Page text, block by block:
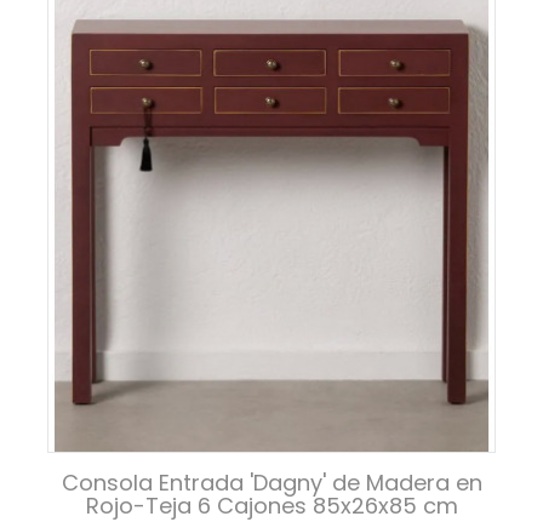
Consola Entrada 'Dagny' de Madera en
Rojo-Teja 6 Cajones 85x26x85 cm